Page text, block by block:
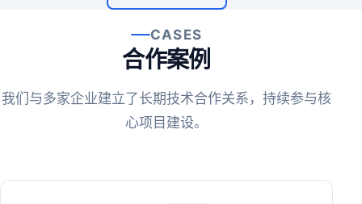
CASES
合作案例
我们与多家企业建立了长期技术合作关系，持续参与核
心项目建设。